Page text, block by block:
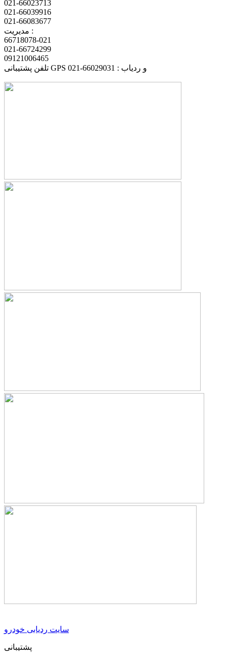
021-66023713
021-66039916
021-66083677
مدیریت :
66718078-021
021-66724299
09121006465
تلفن پشتیبانی GPS و ردیاب : 66029031-021
سایت ردیابی خودرو
پشتیبانی